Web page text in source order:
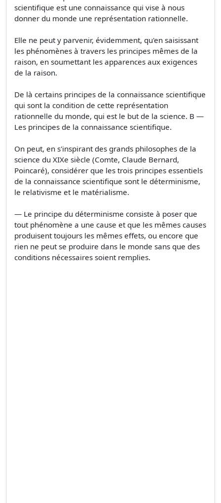
scientifique est une connaissance qui vise à nous
donner du monde une représentation rationnelle.
Elle ne peut y parvenir, évidemment, qu'en saisissant
les phénomènes à travers les principes mêmes de la
raison, en soumettant les apparences aux exigences
de la raison.
De là certains principes de la connaissance scientifique
qui sont la condition de cette représentation
rationnelle du monde, qui est le but de la science. B —
Les principes de la connaissance scientifique.
On peut, en s'inspirant des grands philosophes de la
science du XIXe siècle (Comte, Claude Bernard,
Poincaré), considérer que les trois principes essentiels
de la connaissance scientifique sont le déterminisme,
le relativisme et le matérialisme.
— Le principe du déterminisme consiste à poser que
tout phénomène a une cause et que les mêmes causes
produisent toujours les mêmes effets, ou encore que
rien ne peut se produire dans le monde sans que des
conditions nécessaires soient remplies.